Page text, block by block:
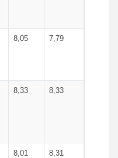
8,05 7,79
8,33 8,33
8,01 8,31